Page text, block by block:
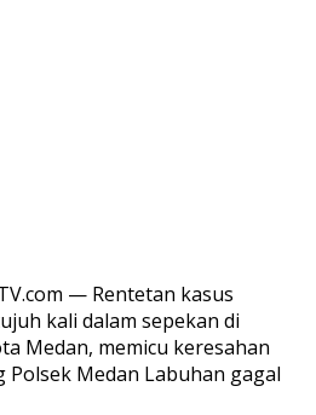
— Rentetan kasus
kali dalam sepekan di
Medan, memicu keresahan
Polsek Medan Labuhan gagal